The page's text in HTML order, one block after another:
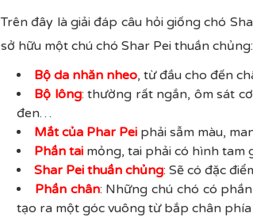
Trên đây là giải đáp câu hỏi giống chó
sở hữu một chú chó Shar Pei thuần chủng:
Bộ da nhăn nheo, từ đầu cho đến
Bộ lông: thường rất ngắn, ôm sát
đen…
Mắt của Phar Pei phải sẫm màu,
Phần tai mỏng, tai phải có hình tam
Shar Pei thuần chủng: Sẽ có đặc
Phần chân: Những chú chó có
tạo ra một góc vuông từ bắp chân phía